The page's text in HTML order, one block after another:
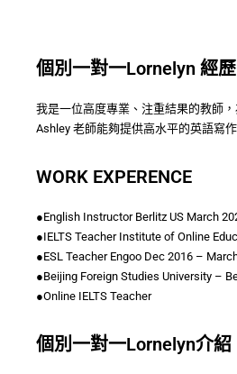
個別一對一Lornelyn 經歷
我是一位高度專業、注重結果的教師
Ashley 老師能夠提供高水平的英語寫
WORK EXPERENCE
●English Instructor Berlitz US March
●IELTS Teacher Institute of Online
●ESL Teacher Engoo Dec 2016 –
●Beijing Foreign Studies University –
●Online IELTS Teacher
個別一對一Lornelyn介紹